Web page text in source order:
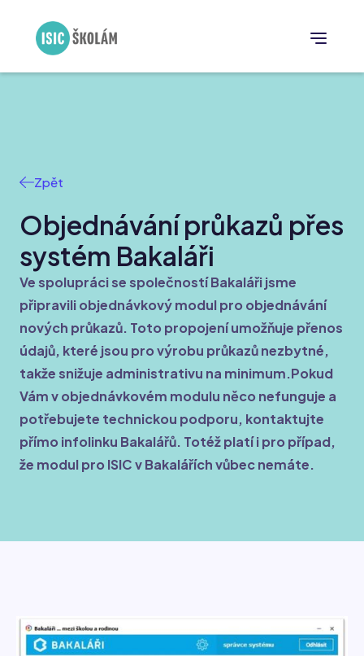
Zpět
Objednávání průkazů přes
systém Bakaláři
Ve spolupráci se společností Bakaláři jsme
připravili objednávkový modul pro objednávání
nových průkazů. Toto propojení umožňuje přenos
údajů, které jsou pro výrobu průkazů nezbytné,
takže snižuje administrativu na minimum.Pokud
Vám v objednávkovém modulu něco nefunguje a
potřebujete technickou podporu, kontaktujte
přímo infolinku Bakalářů. Totéž platí i pro případ,
že modul pro ISIC v Bakalářích vůbec nemáte.